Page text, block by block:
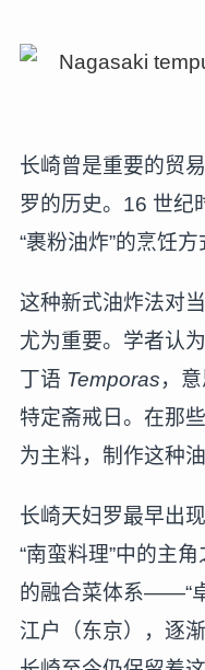
长崎曾是重要的贸
罗的历史。16 世纪
“裹粉油炸”的烹饪方
这种新式油炸法对
尤为重要。学者认
丁语 Temporas，
特定斋戒日。在那
为主料，制作这种
长崎天妇罗最早出
“南蛮料理”中的主
的融合菜体系——“
江户（东京），逐